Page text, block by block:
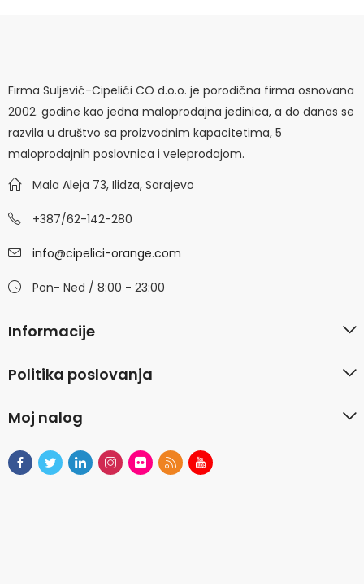
Firma Suljević-Cipelići CO d.o.o. je porodična firma osnovana
2002. godine kao jedna maloprodajna jedinica, a do danas se
razvila u društvo sa proizvodnim kapacitetima, 5
maloprodajnih poslovnica i veleprodajom.
Mala Aleja 73, Ilidza, Sarajevo
+387/62-142-280
info@cipelici-orange.com
Pon- Ned / 8:00 - 23:00
Informacije
Politika poslovanja
Moj nalog